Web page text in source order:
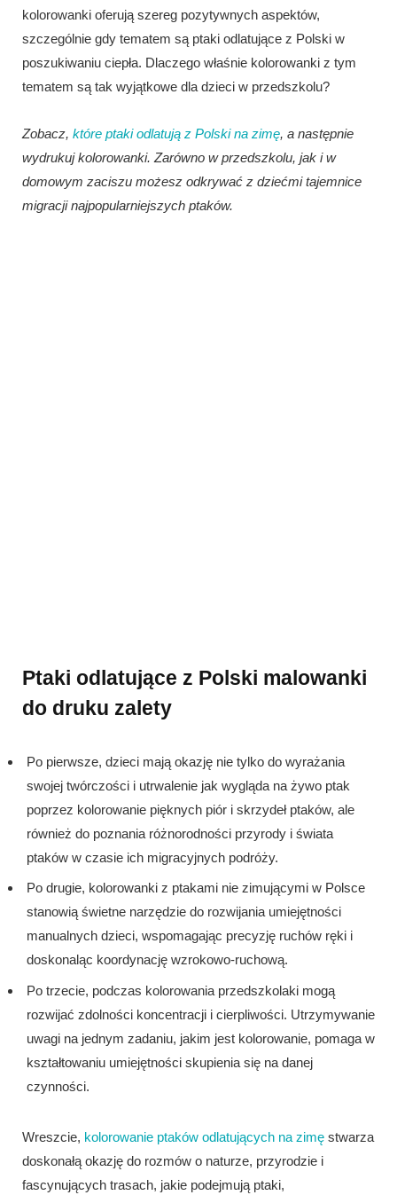
kolorowanki oferują szereg pozytywnych aspektów,
szczególnie gdy tematem są ptaki odlatujące z Polski w
poszukiwaniu ciepła. Dlaczego właśnie kolorowanki z tym
tematem są tak wyjątkowe dla dzieci w przedszkolu?
Zobacz, które ptaki odlatują z Polski na zimę, a następnie
wydrukuj kolorowanki. Zarówno w przedszkolu, jak i w
domowym zaciszu możesz odkrywać z dziećmi tajemnice
migracji najpopularniejszych ptaków.
Ptaki odlatujące z Polski malowanki
do druku zalety
Po pierwsze, dzieci mają okazję nie tylko do wyrażania
swojej twórczości i utrwalenie jak wygląda na żywo ptak
poprzez kolorowanie pięknych piór i skrzydeł ptaków, ale
również do poznania różnorodności przyrody i świata
ptaków w czasie ich migracyjnych podróży.
Po drugie, kolorowanki z ptakami nie zimującymi w Polsce
stanowią świetne narzędzie do rozwijania umiejętności
manualnych dzieci, wspomagając precyzję ruchów ręki i
doskonaląc koordynację wzrokowo-ruchową.
Po trzecie, podczas kolorowania przedszkolaki mogą
rozwijać zdolności koncentracji i cierpliwości. Utrzymywanie
uwagi na jednym zadaniu, jakim jest kolorowanie, pomaga w
kształtowaniu umiejętności skupienia się na danej
czynności.
Wreszcie, kolorowanie ptaków odlatujących na zimę stwarza
doskonałą okazję do rozmów o naturze, przyrodzie i
fascynujących trasach, jakie podejmują ptaki,